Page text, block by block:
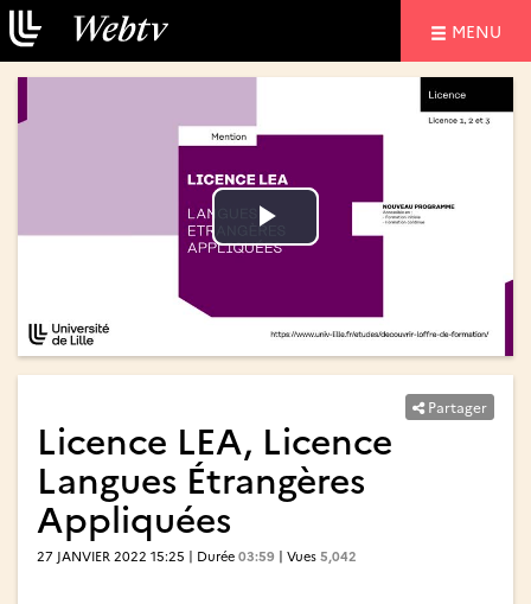
MENU
Lire
vidéo
Lire
vidéo
Partager
Licence LEA, Licence
Langues Étrangères
Appliquées
27 JANVIER 2022 15:25 | Durée 03:59 | Vues 5,042